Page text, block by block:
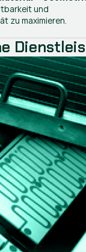
und
zu maximieren.